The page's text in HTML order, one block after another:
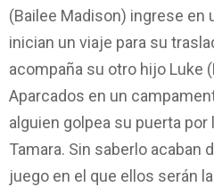
(Bailee Madison) ingrese en
inician un viaje para su
acompaña su otro hijo Luke
Aparcados en un
alguien golpea su puerta
Tamara. Sin saberlo acaban
juego en el que ellos serán